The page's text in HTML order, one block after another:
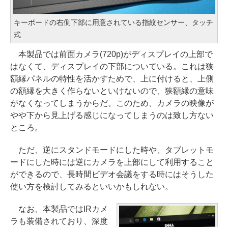
キーボードの右側下部に用意されている指紋センサー、タッチ
式
本製品では前面カメラ(720p)がディスプレイの上部で
はなくて、ディスプレイの下部についている。これは狭
額縁パネルの特性を活かすためで、上に付けると、上側
の額縁を大きく作らないといけないので、狭額縁の意味
がなくなってしまうからだ。このため、カメラの映像が
やや下から見上げる感じになってしまうのは致し方ない
ところ。
ただ、逆にスタンドモードにした時や、タブレットモ
ードにした時には逆にカメラを上部にして利用すること
ができるので、長時間ビデオ会議をする時にはそうした
使い方を検討してみるといいかもしれない。
なお、本製品ではIRカメ
ラも装備されており、深度